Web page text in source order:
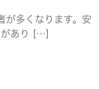
が多くなります。安
があり […]